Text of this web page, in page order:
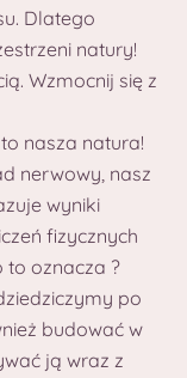
Dlatego
natury!
Wzmocnij się z
nasza natura!
nerwowy, nasz
wyniki
fizycznych
to oznacza ?
po
budować w
ją wraz z